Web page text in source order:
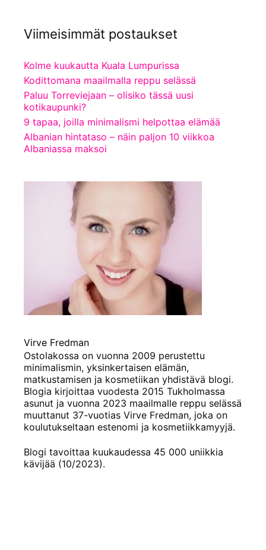
Viimeisimmät postaukset
Kolme kuukautta Kuala Lumpurissa
Kodittomana maailmalla reppu selässä
Paluu Torreviejaan – olisiko tässä uusi
kotikaupunki?
9 tapaa, joilla minimalismi helpottaa elämää
Albanian hintataso – näin paljon 10 viikkoa
Albaniassa maksoi
Virve Fredman
Ostolakossa on vuonna 2009 perustettu
minimalismin, yksinkertaisen elämän,
matkustamisen ja kosmetiikan yhdistävä blogi.
Blogia kirjoittaa vuodesta 2015 Tukholmassa
asunut ja vuonna 2023 maailmalle reppu selässä
muuttanut 37-vuotias Virve Fredman, joka on
koulutukseltaan estenomi ja kosmetiikkamyyjä.
Blogi tavoittaa kuukaudessa 45 000 uniikkia
kävijää (10/2023).